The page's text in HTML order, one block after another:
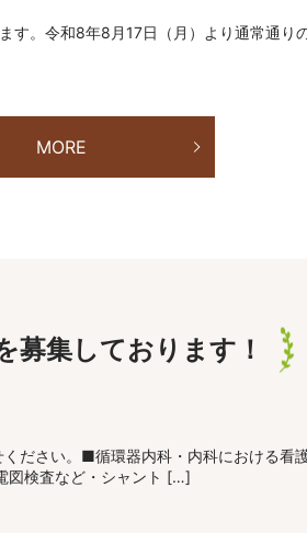
。令和8年8月17日（月）より通常通り
MORE
募集しております！
ださい。■循環器内科・内科における看
図検査など・シャント […]